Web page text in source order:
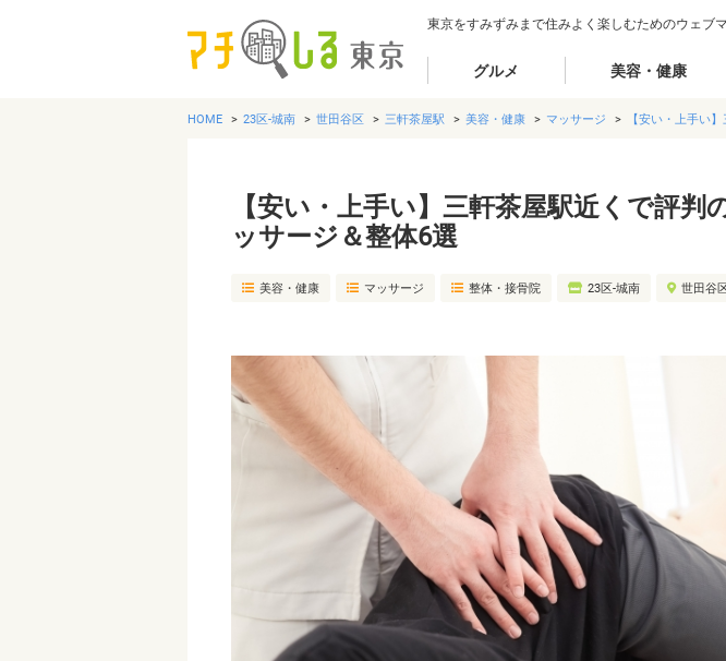
東京をすみずみまで住みよく楽しむためのウェブ
グルメ 美容・健康
HOME 23区-城南 世田谷区 三軒茶屋駅 美容・健康 マッサージ 【安い・上手い
【安い・上手い】三軒茶屋駅近くで評判
ッサージ＆整体6選
美容・健康 マッサージ 整体・接骨院 23区-城南 世田谷